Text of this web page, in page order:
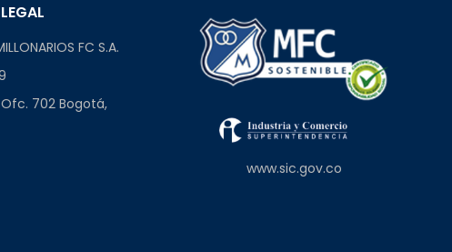
FC S.A.
702 Bogotá,
www.sic.gov.co